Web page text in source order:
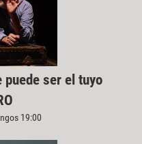
puede ser el tuyo
19:00